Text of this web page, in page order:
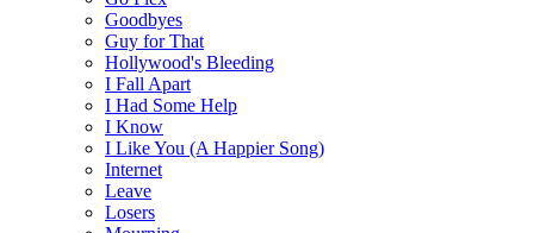
Goodbyes
Guy for That
Hollywood's Bleeding
I Fall Apart
I Had Some Help
I Know
I Like You (A Happier Song)
Internet
Leave
Losers